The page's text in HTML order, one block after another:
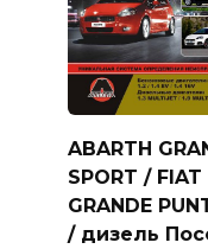
ABARTH
SPORT / FIAT
GRANDE
/ дизель